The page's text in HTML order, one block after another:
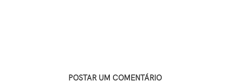
POSTAR UM COMENTÁRIO